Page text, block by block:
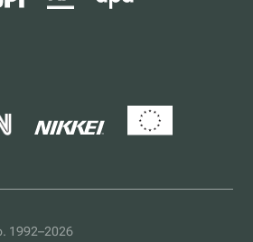
1992–2026